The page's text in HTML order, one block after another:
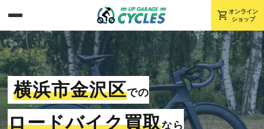
shopping_cart オンライン
ショップ
横浜市金沢区での
ロードバイク買取なら